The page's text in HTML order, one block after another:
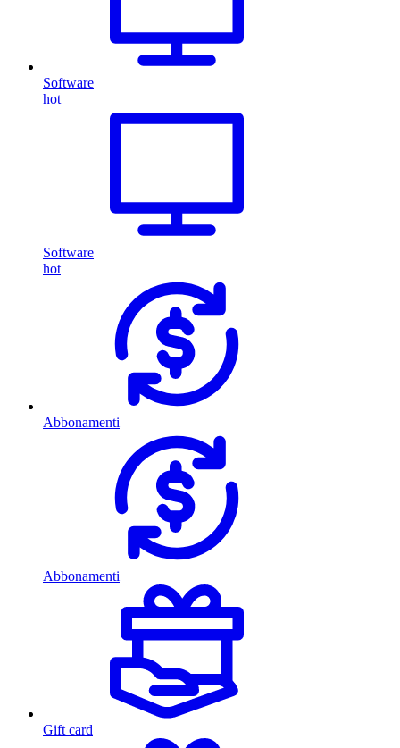
Software
hot
Software
hot
Abbonamenti
Abbonamenti
Gift card